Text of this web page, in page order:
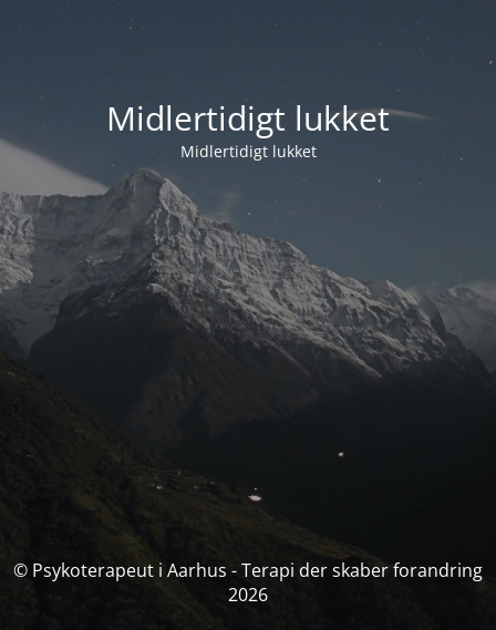
Midlertidigt lukket
Midlertidigt lukket
© Psykoterapeut i Aarhus - Terapi der skaber forandring
2026